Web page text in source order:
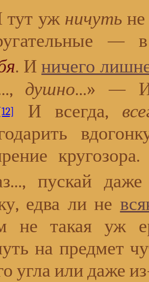
уж ничуть
—
. Иничего
душно...» —
И всегда,
пускай
едва ли не
не такая уж
на предмет
угла или даже